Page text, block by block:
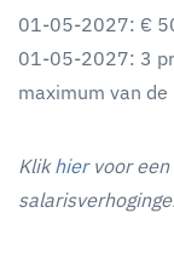
01-05-2027: €
01-05-2027: 3
maximum van de
Klikhiervoor een